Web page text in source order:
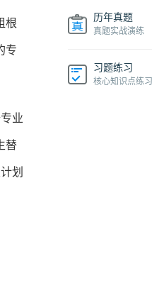
根
专
业
替
划
历年真题
真题实战演练
习题练习
核心知识点练习